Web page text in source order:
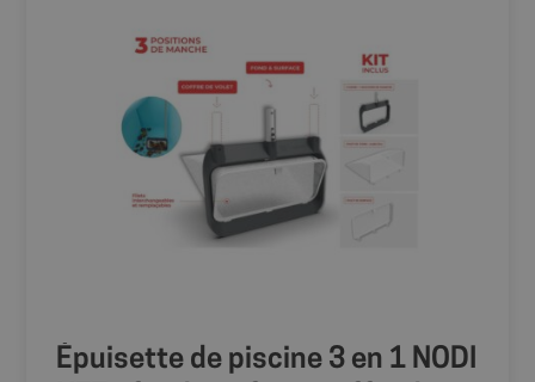
Épuisette de piscine 3 en 1 NODI